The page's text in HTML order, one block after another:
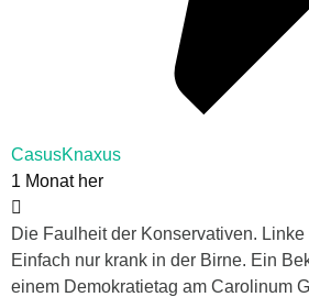
CasusKnaxus
1 Monat her
Die Faulheit der Konservativen.
Einfach nur krank in der Birne. Ein
einem Demokratietag am Carolinum